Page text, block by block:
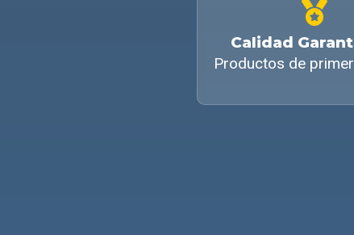
Calidad
Productos de